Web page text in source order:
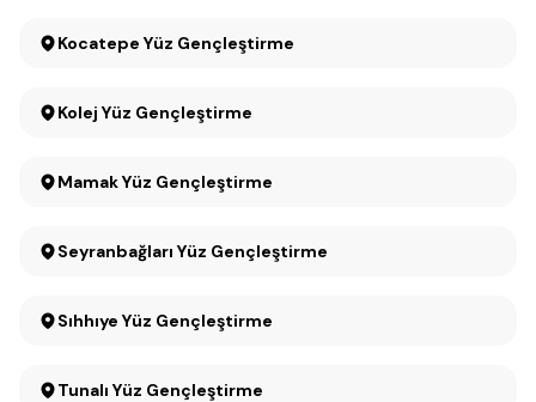
Kocatepe Yüz Gençleştirme
Kolej Yüz Gençleştirme
Mamak Yüz Gençleştirme
Seyranbağları Yüz Gençleştirme
Sıhhıye Yüz Gençleştirme
Tunalı Yüz Gençleştirme